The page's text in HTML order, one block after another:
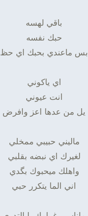
باقي لهسه
حبك نفسه
بس ماعندي بحبك اي حظ
اي ياكوني
انت عيوني
يل من عدها اعز وافرض
ماليني حبيبي ممخلي
لغيرك اي نبضه بقلبي
واهلك ميحبوك بگدي
اني الما يتكرر حبي